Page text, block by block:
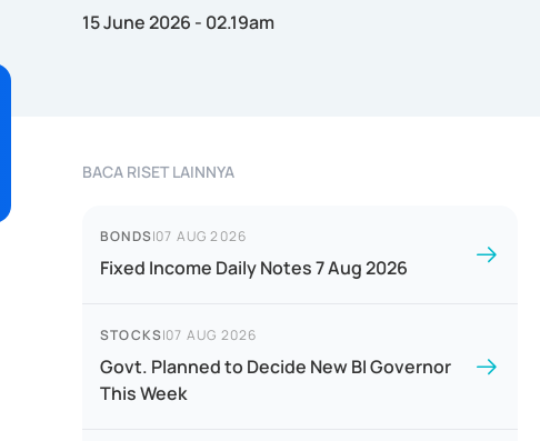
15 June 2026 - 02.19am
BACA RISET LAINNYA
BONDS|07 AUG 2026
Fixed Income Daily Notes 7 Aug 2026
STOCKS|07 AUG 2026
Govt. Planned to Decide New BI Governor
This Week